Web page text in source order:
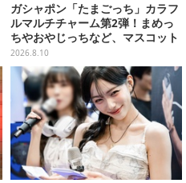
ガシャポン「たまごっち」カラフ
ルマルチチャーム第2弾！まめっ
ちやおやじっちなど、マスコット
＆バンドの色がリンクした全6種
2026.8.10